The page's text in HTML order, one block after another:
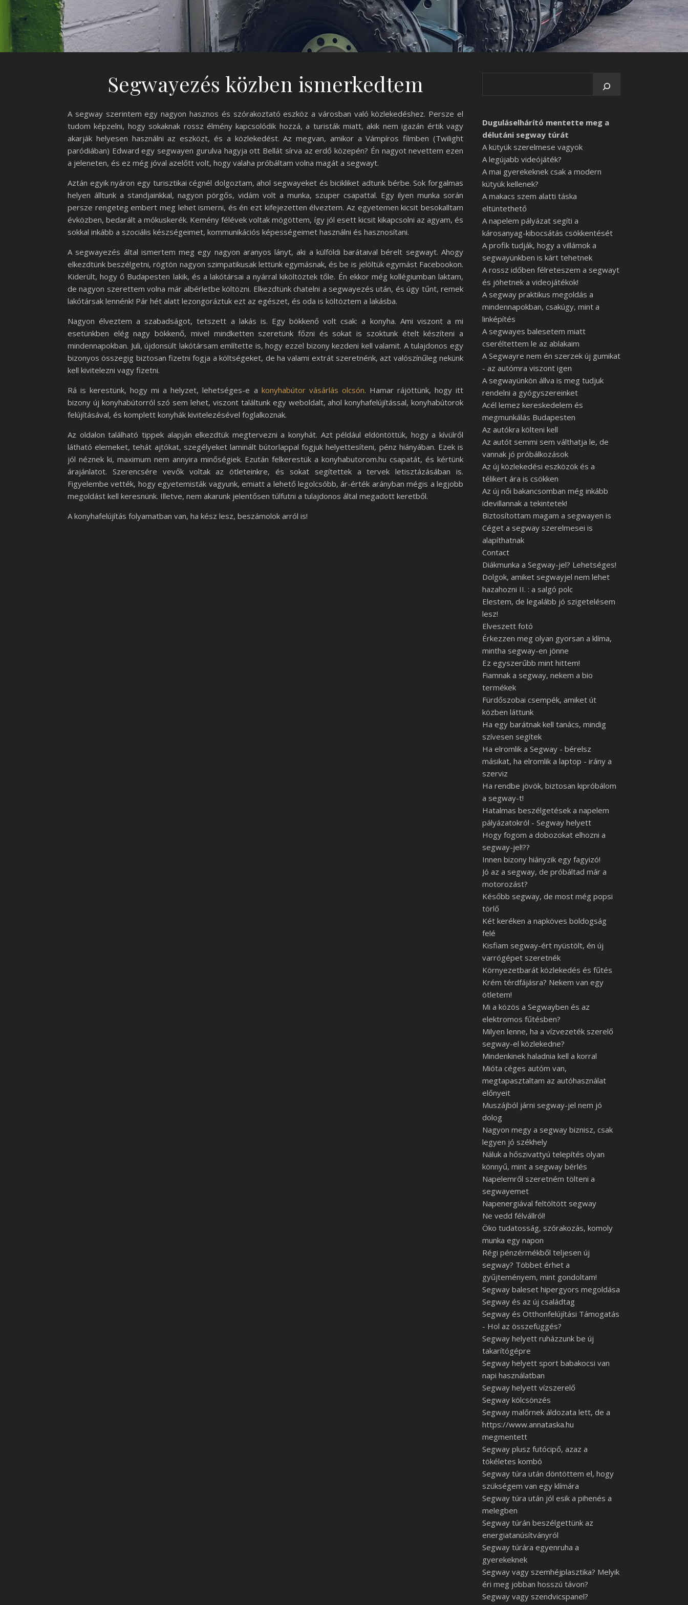
Segwayezés közben ismerkedtem
A segway szerintem egy nagyon hasznos és szórakoztató eszköz a városban való közlekedéshez. Persze el
tudom képzelni, hogy sokaknak rossz élmény kapcsolódik hozzá, a turisták miatt, akik nem igazán értik vagy
akarják helyesen használni az eszközt, és a közlekedést. Az megvan, amikor a Vámpíros filmben (Twilight
paródiában) Edward egy segwayen gurulva hagyja ott Bellát sírva az erdő közepén? Én nagyot nevettem ezen
a jeleneten, és ez még jóval azelőtt volt, hogy valaha próbáltam volna magát a segwayt.
Aztán egyik nyáron egy turisztikai cégnél dolgoztam, ahol segwayeket és bicikliket adtunk bérbe. Sok forgalmas
helyen álltunk a standjainkkal, nagyon pörgős, vidám volt a munka, szuper csapattal. Egy ilyen munka során
persze rengeteg embert meg lehet ismerni, és én ezt kifejezetten élveztem. Az egyetemen kicsit besokalltam
évközben, bedarált a mókuskerék. Kemény félévek voltak mögöttem, így jól esett kicsit kikapcsolni az agyam, és
sokkal inkább a szociális készségeimet, kommunikációs képességeimet használni és hasznosítani.
A segwayezés által ismertem meg egy nagyon aranyos lányt, aki a külföldi barátaival bérelt segwayt. Ahogy
elkezdtünk beszélgetni, rögtön nagyon szimpatikusak lettünk egymásnak, és be is jelöltük egymást Facebookon.
Kiderült, hogy ő Budapesten lakik, és a lakótársai a nyárral kiköltöztek tőle. Én ekkor még kollégiumban laktam,
de nagyon szerettem volna már albérletbe költözni. Elkezdtünk chatelni a segwayezés után, és úgy tűnt, remek
lakótársak lennénk! Pár hét alatt lezongoráztuk ezt az egészet, és oda is költöztem a lakásba.
Nagyon élveztem a szabadságot, tetszett a lakás is. Egy bökkenő volt csak: a konyha. Ami viszont a mi
esetünkben elég nagy bökkenő, mivel mindketten szeretünk főzni és sokat is szoktunk ételt készíteni a
mindennapokban. Juli, újdonsült lakótársam említette is, hogy ezzel bizony kezdeni kell valamit. A tulajdonos egy
bizonyos összegig biztosan fizetni fogja a költségeket, de ha valami extrát szeretnénk, azt valószínűleg nekünk
kell kivitelezni vagy fizetni.
Rá is kerestünk, hogy mi a helyzet, lehetséges-e a konyhabútor vásárlás olcsón. Hamar rájöttünk, hogy itt
bizony új konyhabútorról szó sem lehet, viszont találtunk egy weboldalt, ahol konyhafelújítással, konyhabútorok
felújításával, és komplett konyhák kivitelezésével foglalkoznak.
Az oldalon található tippek alapján elkezdtük megtervezni a konyhát. Azt például eldöntöttük, hogy a kívülről
látható elemeket, tehát ajtókat, szegélyeket laminált bútorlappal fogjuk helyettesíteni, pénz hiányában. Ezek is
jól néznek ki, maximum nem annyira minőségiek. Ezután felkerestük a konyhabutorom.hu csapatát, és kértünk
árajánlatot. Szerencsére vevők voltak az ötleteinkre, és sokat segítettek a tervek letisztázásában is.
Figyelembe vették, hogy egyetemisták vagyunk, emiatt a lehető legolcsóbb, ár-érték arányban mégis a legjobb
megoldást kell keresnünk. Illetve, nem akarunk jelentősen túlfutni a tulajdonos által megadott keretből.
A konyhafelújítás folyamatban van, ha kész lesz, beszámolok arról is!
Duguláselhárító mentette meg a
délutáni segway túrát
A kütyük szerelmese vagyok
A legújabb videójáték?
A mai gyerekeknek csak a modern
kütyük kellenek?
A makacs szem alatti táska
eltüntethető
A napelem pályázat segíti a
károsanyag-kibocsátás csökkentését
A profik tudják, hogy a villámok a
segwayünkben is kárt tehetnek
A rossz időben félreteszem a segwayt
és jöhetnek a videojátékok!
A segway praktikus megoldás a
mindennapokban, csakúgy, mint a
linképítés
A segwayes balesetem miatt
cseréltettem le az ablakaim
A Segwayre nem én szerzek új gumikat
- az autómra viszont igen
A segwayünkön állva is meg tudjuk
rendelni a gyógyszereinket
Acél lemez kereskedelem és
megmunkálás Budapesten
Az autókra költeni kell
Az autót semmi sem válthatja le, de
vannak jó próbálkozások
Az új közlekedési eszközök és a
télikert ára is csökken
Az új női bakancsomban még inkább
idevillannak a tekintetek!
Biztosítottam magam a segwayen is
Céget a segway szerelmesei is
alapíthatnak
Contact
Diákmunka a Segway-jel? Lehetséges!
Dolgok, amiket segwayjel nem lehet
hazahozni II. : a salgó polc
Elestem, de legalább jó szigetelésem
lesz!
Elveszett fotó
Érkezzen meg olyan gyorsan a klíma,
mintha segway-en jönne
Ez egyszerűbb mint hittem!
Fiamnak a segway, nekem a bio
termékek
Fürdőszobai csempék, amiket út
közben láttunk
Ha egy barátnak kell tanács, mindig
szívesen segítek
Ha elromlik a Segway - bérelsz
másikat, ha elromlik a laptop - irány a
szerviz
Ha rendbe jövök, biztosan kipróbálom
a segway-t!
Hatalmas beszélgetések a napelem
pályázatokról - Segway helyett
Hogy fogom a dobozokat elhozni a
segway-jel!??
Innen bizony hiányzik egy fagyizó!
Jó az a segway, de próbáltad már a
motorozást?
Később segway, de most még popsi
törlő
Két keréken a napköves boldogság
felé
Kisfiam segway-ért nyüstölt, én új
varrógépet szeretnék
Környezetbarát közlekedés és fűtés
Krém térdfájásra? Nekem van egy
ötletem!
Mi a közös a Segwayben és az
elektromos fűtésben?
Milyen lenne, ha a vízvezeték szerelő
segway-el közlekedne?
Mindenkinek haladnia kell a korral
Mióta céges autóm van,
megtapasztaltam az autóhasználat
előnyeit
Muszájból járni segway-jel nem jó
dolog
Nagyon megy a segway biznisz, csak
legyen jó székhely
Náluk a hőszivattyú telepítés olyan
könnyű, mint a segway bérlés
Napelemről szeretném tölteni a
segwayemet
Napenergiával feltöltött segway
Ne vedd félvállról!
Öko tudatosság, szórakozás, komoly
munka egy napon
Régi pénzérmékből teljesen új
segway? Többet érhet a
gyűjteményem, mint gondoltam!
Segway baleset hipergyors megoldása
Segway és az új családtag
Segway és Otthonfelújítási Támogatás
- Hol az összefüggés?
Segway helyett ruházzunk be új
takarítógépre
Segway helyett sport babakocsi van
napi használatban
Segway helyett vízszerelő
Segway kölcsönzés
Segway malőrnek áldozata lett, de a
https://www.annataska.hu
megmentett
Segway plusz futócipő, azaz a
tökéletes kombó
Segway túra után döntöttem el, hogy
szükségem van egy klímára
Segway túra után jól esik a pihenés a
melegben
Segway túrán beszélgettünk az
energiatanúsítványról
Segway túrára egyenruha a
gyerekeknek
Segway vagy szemhéjplasztika? Melyik
éri meg jobban hosszú távon?
Segway vagy szendvicspanel?